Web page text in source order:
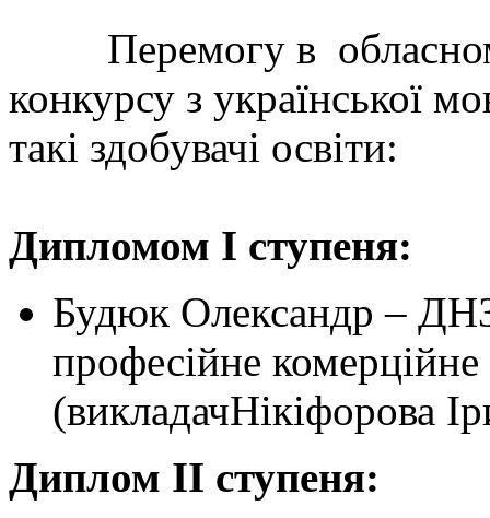
Перемогу в
конкурсу з української
такі здобувачі освіти:
Дипломом І ступеня:
Будюк Олександр –
професійне
(викладачНікіфорова
Диплом ІІ ступеня: